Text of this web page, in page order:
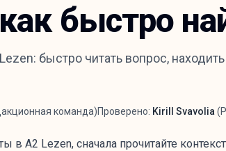
быстро
быстро читать вопрос,
команда)
Рецензент
Проверено: Kirill Svavolia (
в A2 Lezen, сначала прочитайте